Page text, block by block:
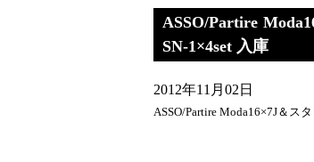
ASSO/Partire
SN-1×4set 入庫
2012年11月02日
ASSO/Partire Moda16×7J＆ス